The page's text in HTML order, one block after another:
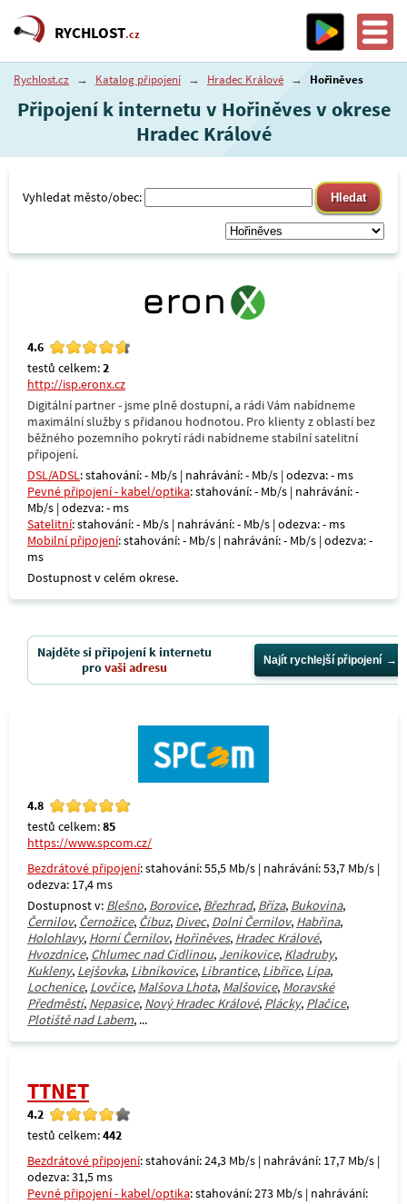
RYCHLOST.cz
Rychlost.cz → Katalog připojení → Hradec Králové → Hořiněves
Připojení k internetu v Hořiněves v okrese
Hradec Králové
Vyhledat město/obec:
4.6
testů celkem:2
http://isp.eronx.cz
Digitální partner - jsme plně dostupní, a rádi Vám nabídneme
maximální služby s přidanou hodnotou. Pro klienty z oblastí bez
běžného pozemního pokrytí rádi nabídneme stabilní satelitní
připojení.
DSL/ADSL: stahování: - Mb/s | nahrávání: - Mb/s | odezva: - ms
Pevné připojení - kabel/optika: stahování: - Mb/s | nahrávání: -
Mb/s | odezva: - ms
Satelitní: stahování: - Mb/s | nahrávání: - Mb/s | odezva: - ms
Mobilní připojení: stahování: - Mb/s | nahrávání: - Mb/s | odezva: -
ms
Dostupnost v celém okrese.
Najděte si připojení k internetu
provaši adresu Najít rychlejší připojení
4.8
testů celkem:85
https://www.spcom.cz/
Bezdrátové připojení: stahování: 55,5 Mb/s | nahrávání: 53,7 Mb/s |
odezva: 17,4 ms
Dostupnost v: Blešno, Borovice, Březhrad, Bříza, Bukovina,
Černilov, Černožice, Číbuz, Divec, Dolní Černilov, Habřina,
Holohlavy, Horní Černilov, Hořiněves, Hradec Králové,
Hvozdnice, Chlumec nad Cidlinou, Jeníkovice, Kladruby,
Kukleny, Lejšovka, Libníkovice, Librantice, Libřice, Lípa,
Lochenice, Lovčice, Malšova Lhota, Malšovice, Moravské
Předměstí, Nepasice, Nový Hradec Králové, Plácky, Plačice,
Plotiště nad Labem, ...
TTNET
4.2
testů celkem:442
Bezdrátové připojení: stahování: 24,3 Mb/s | nahrávání: 17,7 Mb/s |
odezva: 31,5 ms
Pevné připojení - kabel/optika: stahování: 273 Mb/s | nahrávání: